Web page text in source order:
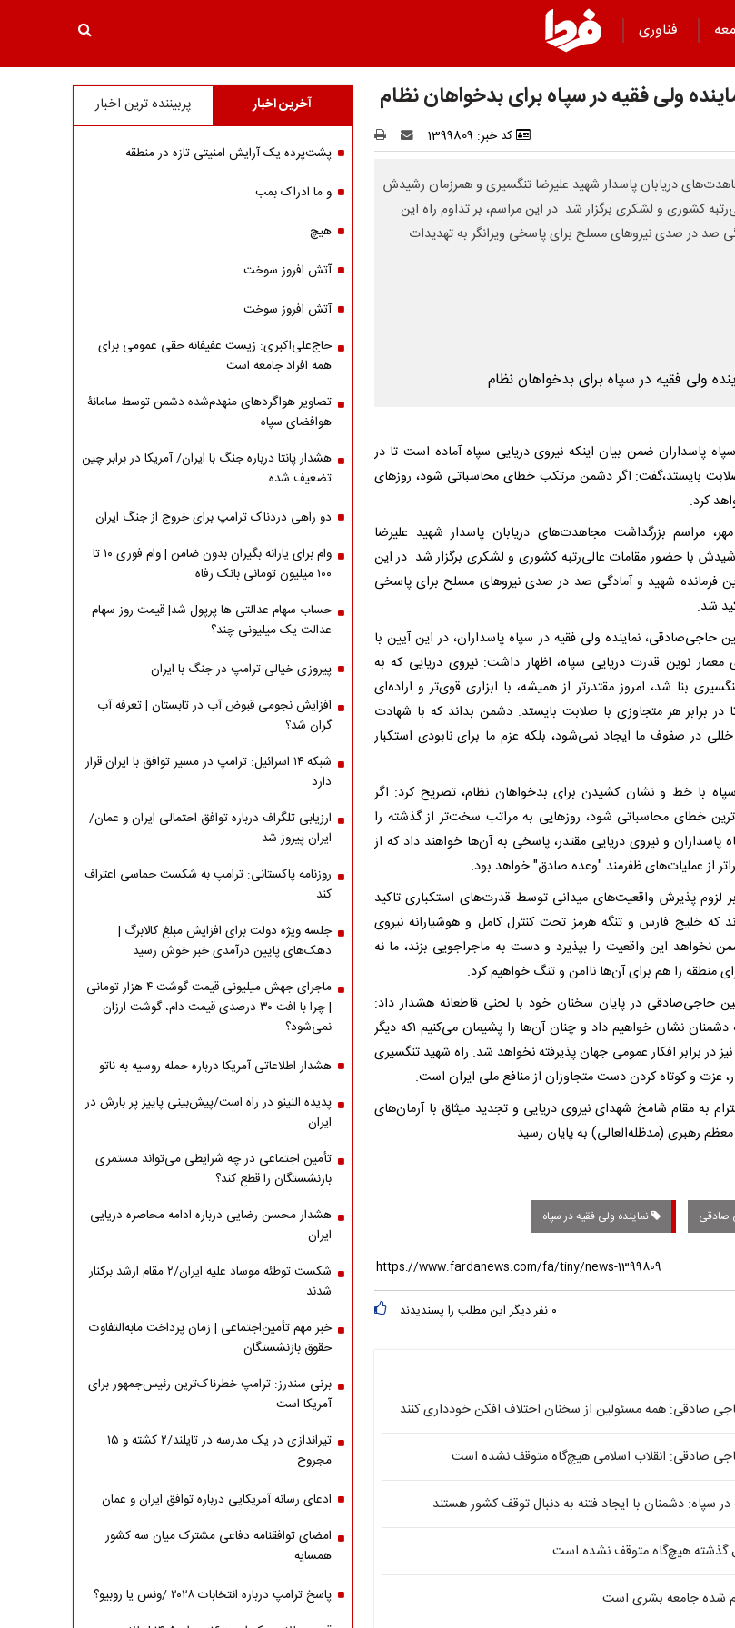
فناوری
ولی فقیه در سپاه برای بدخواهان نظام
کد خبر: 1399809
دریابان پاسدار شهید علیرضا تنگسیری و همرزمان رشیدش
کشوری و لشکری برگزار شد. در این مراسم، بر تداوم راه این
صد در صدی نیروهای مسلح برای پاسخی ویرانگر به تهدیدات
پاسداران ضمن بیان اینکه نیروی دریایی سپاه آماده است تا در
صلابت بایستد،گفت: اگر دشمن مرتکب خطای محاسباتی شود، روزهای
کرد.
مراسم بزرگداشت مجاهدت‌های دریابان پاسدار شهید علیرضا
با حضور مقامات عالی‌رتبه کشوری و لشکری برگزار شد. در این
فرمانده شهید و آمادگی صد در صدی نیروهای مسلح برای پاسخی
شد.
حاجی‌صادقی، نماینده ولی فقیه در سپاه پاسداران، در این آیین با
نوین قدرت دریایی سپاه، اظهار داشت: نیروی دریایی که به
بنا شد، امروز مقتدرتر از همیشه، با ابزاری قوی‌تر و اراده‌ای
در برابر هر متجاوزی با صلابت بایستد. دشمن بداند که با شهادت
خللی در صفوف ما ایجاد نمی‌شود، بلکه عزم ما برای نابودی استکبار
سپاه با خط و نشان کشیدن برای بدخواهان نظام، تصریح کرد: اگر
خطای محاسباتی شود، روزهایی به مراتب سخت‌تر از گذشته را
پاسداران و نیروی دریایی مقتدر، پاسخی به آن‌ها خواهند داد که از
از عملیات‌های ظفرمند "وعده صادق" خواهد بود.
لزوم پذیرش واقعیت‌های میدانی توسط قدرت‌های استکباری تاکید
که خلیج فارس و تنگه هرمز تحت کنترل کامل و هوشیارانه نیروی
نخواهد این واقعیت را بپذیرد و دست به ماجراجویی بزند، ما نه
منطقه را هم برای آن‌ها ناامن و تنگ خواهیم کرد.
حاجی‌صادقی در پایان سخنان خود با لحنی قاطعانه هشدار داد:
چنان ضرب شصتی به دشمنان نشان خواهیم داد و چنان آن‌ها را پشیمان می‌کنیم ۱که دیگر
در برابر افکار عمومی جهان پذیرفته نخواهد شد. راه شهید تنگسیری
عزت و کوتاه کردن دست متجاوزان از منافع ملی ایران است.
به مقام شامخ شهدای نیروی دریایی و تجدید میثاق با آرمان‌های
رهبری (مدظله‌العالی) به پایان رسید.
صادقی نماینده ولی فقیه در سپاه
۰ نفر دیگر این مطلب را پسندیدند
صادقی: همه مسئولین از سخنان اختلاف افکن خودداری کنند
صادقی: انقلاب اسلامی هیچ‌گاه متوقف نشده است
در سپاه: دشمنان با ایجاد فتنه به دنبال توقف کشور هستند
شده جامعه بشری است
آخرین اخبار پربیننده ترین اخبار
پشت‌پرده یک آرایش امنیتی تازه در منطقه
و ما ادراک بمب
هیچ
آتش افروز سوخت
آتش افروز سوخت
حاج‌علی‌اکبری: زیست عفیفانه حقی عمومی برای
همه افراد جامعه است
تصاویر هواگردهای منهدم‌شده دشمن توسط سامانۀ
هوافضای سپاه
هشدار پانتا درباره جنگ با ایران/ آمریکا در برابر چین
تضعیف شده
دو راهی دردناک ترامپ برای خروج از جنگ ایران
وام برای یارانه بگیران بدون ضامن | وام فوری ۱۰ تا
۱۰۰ میلیون تومانی بانک رفاه
حساب سهام عدالتی ها پرپول شد| قیمت روز سهام
عدالت یک میلیونی چند؟
پیروزی خیالی ترامپ در جنگ با ایران
افزایش نجومی قبوض آب در تابستان | تعرفه آب
گران شد؟
شبکه ۱۴ اسرائیل: ترامپ در مسیر توافق با ایران قرار
دارد
ارزیابی تلگراف درباره توافق احتمالی ایران و عمان/
ایران پیروز شد
روزنامه پاکستانی: ترامپ به شکست حماسی اعتراف
کند
جلسه ویژه دولت برای افزایش مبلغ کالابرگ |
دهک‌های پایین درآمدی خبر خوش رسید
ماجرای جهش میلیونی قیمت گوشت ۴ هزار تومانی
| چرا با افت ۳۰ درصدی قیمت دام، گوشت ارزان
نمی‌شود؟
هشدار اطلاعاتی آمریکا درباره حمله روسیه به ناتو
پدیده النینو در راه است/پیش‌بینی پاییز پر بارش در
ایران
تأمین اجتماعی در چه شرایطی می‌تواند مستمری
بازنشستگان را قطع کند؟
هشدار محسن رضایی درباره ادامه محاصره دریایی
ایران
شکست توطئه موساد علیه ایران/۲ مقام‌ ارشد برکنار
شدند
خبر مهم تأمین‌اجتماعی | زمان پرداخت مابه‌التفاوت
حقوق بازنشستگان
برنی سندرز: ترامپ خطرناک‌ترین رئیس‌جمهور برای
آمریکا است
تیراندازی در یک مدرسه در تایلند/۲ کشته و ۱۵
مجروح
ادعای رسانه آمریکایی درباره توافق ایران و عمان
امضای توافقنامه دفاعی مشترک میان سه کشور
همسایه
پاسخ ترامپ درباره انتخابات ۲۰۲۸ /ونس یا روبیو؟